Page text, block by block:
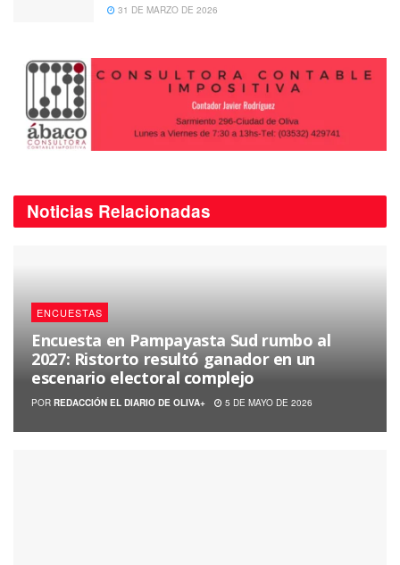
31 DE MARZO DE 2026
Noticias Relacionadas
ENCUESTAS
Encuesta en Pampayasta Sud rumbo al
2027: Ristorto resultó ganador en un
escenario electoral complejo
POR REDACCIÓN EL DIARIO DE OLIVA+ 5 DE MAYO DE 2026